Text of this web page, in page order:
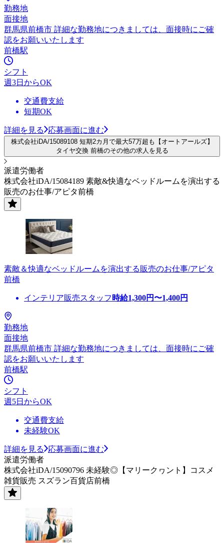
勤務地
面接地
群馬県前橋市 詳細な勤務地につきましては、面接時にご確
認をお願いいたします
前橋駅
シフト
週3日からOK
交通費支給
短期OK
詳細を見る 応募画面に進む
株式会社iDA/15089108 短期2カ月で最大57万超も【オートアールズ】
タイヤ交換 前橋のその他の求人を見る
派遣労働者
株式会社iDA/15084189 素敵&快適なベッドルームを演出する
販売のお仕事/アピタ前橋
素敵＆快適なベッドルームを演出する販売のお仕事/アピタ
前橋
インテリア販売スタッフ 時給1,300円〜1,400円
勤務地
面接地
群馬県前橋市 詳細な勤務地につきましては、面接時にご確
認をお願いいたします
前橋駅
シフト
週5日からOK
交通費支給
未経験OK
詳細を見る
応募画面に進む
派遣労働者
株式会社iDA/15090796 未経験◎【マリークヮント】コスメ
雑貨販売 スズラン百貨店前橋